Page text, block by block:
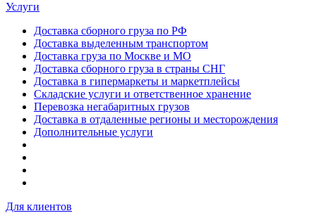
Услуги
Доставка сборного груза по РФ
Доставка выделенным транспортом
Доставка груза по Москве и МО
Доставка сборного груза в страны СНГ
Доставка в гипермаркеты и маркетплейсы
Складские услуги и ответственное хранение
Перевозка негабаритных грузов
Доставка в отдаленные регионы и месторождения
Дополнительные услуги
Для клиентов